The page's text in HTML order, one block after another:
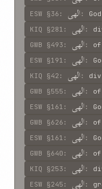
ESW §36 : الهی : God
KIQ §281 : الهی :
GWB §493 : الهی : of
ESW §191 : الهی :
KIQ §42 : الهی :
GWB §555 : الهی : of
ESW §161 : الهی :
GWB §626 : الهی : of
ESW §161 : الهی :
GWB §640 : الهی : of
KIQ §253 : الهی :
ESW §245 : الهی :